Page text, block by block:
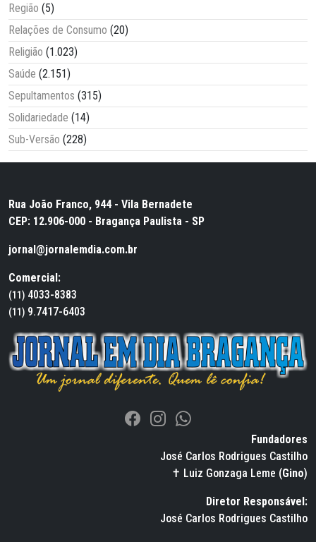
Região (5)
Relações de Consumo (20)
Religião (1.023)
Saúde (2.151)
Sepultamentos (315)
Solidariedade (14)
Sub-Versão (228)
Rua João Franco, 944 - Vila Bernadete
CEP: 12.906-000 - Bragança Paulista - SP
jornal@jornalemdia.com.br
Comercial:
(11) 4033-8383
(11) 9.7417-6403
Fundadores
José Carlos Rodrigues Castilho
✝ Luiz Gonzaga Leme (Gino)
Diretor Responsável:
José Carlos Rodrigues Castilho